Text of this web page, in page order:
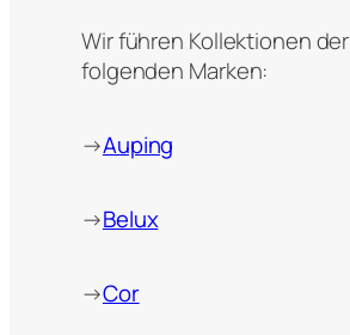
Wir führen Kollektionen der
folgenden Marken:
→Auping
→Belux
→Cor